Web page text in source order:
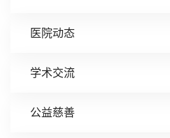
医院动态
学术交流
公益慈善